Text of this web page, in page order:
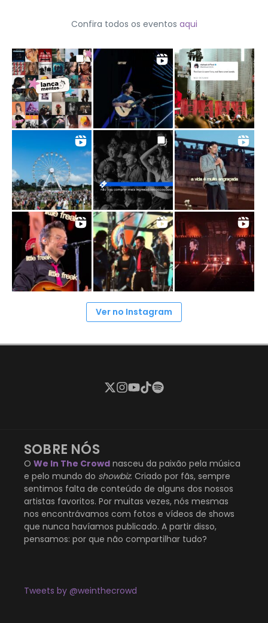
Confira todos os eventos aqui
Ver no Instagram
SOBRE NÓS
O We In The Crowd nasceu da paixão pela música
e pelo mundo do showbiz. Criado por fãs, sempre
sentimos falta de conteúdo de alguns dos nossos
artistas favoritos. Por muitas vezes, nós mesmas
nos encontrávamos com fotos e vídeos de shows
que nunca havíamos publicado. A partir disso,
pensamos: por que não compartilhar tudo?
Tweets by @weinthecrowd